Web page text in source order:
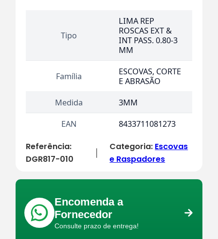
Tipo
LIMA REP
ROSCAS EXT &
INT PASS. 0.80-3
MM
Família
ESCOVAS, CORTE
E ABRASÃO
Medida
3MM
EAN
8433711081273
Referência:
DGR817-010
Categoria: Escovas
e Raspadores
Encomenda a
Fornecedor
Consulte prazo de entrega!